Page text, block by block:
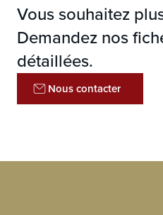
OIR (mg)
OIR (mg)
Vous souhaitez
Demandez nos
détaillées.
Nous contacter